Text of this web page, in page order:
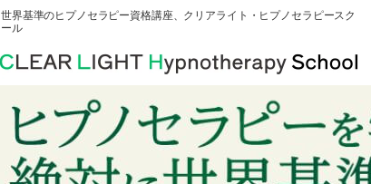
世界基準のヒプノセラピー資格講座、クリアライト・ヒプノセラピースク
ール